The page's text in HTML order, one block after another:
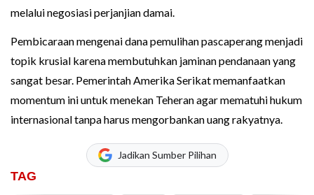
melalui negosiasi perjanjian damai.
Pembicaraan mengenai dana pemulihan pascaperang menjadi
topik krusial karena membutuhkan jaminan pendanaan yang
sangat besar. Pemerintah Amerika Serikat memanfaatkan
momentum ini untuk menekan Teheran agar mematuhi hukum
internasional tanpa harus mengorbankan uang rakyatnya.
Jadikan Sumber Pilihan
TAG